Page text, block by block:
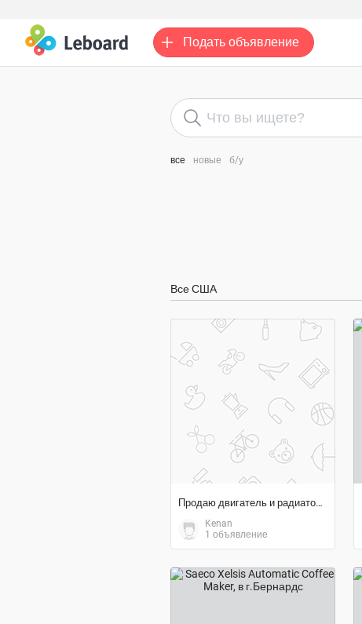
Подать объявление
все новые б/у
Все США
Продаю двигатель и радиатор от холодильника
Kenan
1 объявление
договорная цена